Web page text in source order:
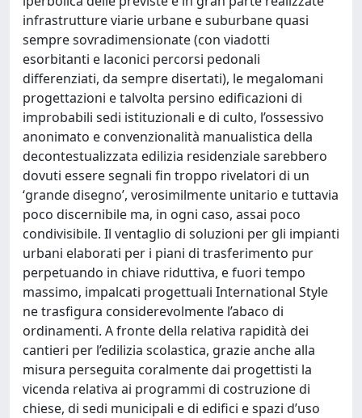
infrastrutture viarie urbane e suburbane quasi
sempre sovradimensionate (con viadotti
esorbitanti e laconici percorsi pedonali
differenziati, da sempre disertati), le megalomani
progettazioni e talvolta persino edificazioni di
improbabili sedi istituzionali e di culto, l’ossessivo
anonimato e convenzionalità manualistica della
decontestualizzata edilizia residenziale sarebbero
dovuti essere segnali fin troppo rivelatori di un
‘grande disegno’, verosimilmente unitario e tuttavia
poco discernibile ma, in ogni caso, assai poco
condivisibile. Il ventaglio di soluzioni per gli impianti
urbani elaborati per i piani di trasferimento pur
perpetuando in chiave riduttiva, e fuori tempo
massimo, impalcati progettuali International Style
ne trasfigura considerevolmente l’abaco di
ordinamenti. A fronte della relativa rapidità dei
cantieri per l’edilizia scolastica, grazie anche alla
misura perseguita coralmente dai progettisti la
vicenda relativa ai programmi di costruzione di
chiese, di sedi municipali e di edifici e spazi d’uso